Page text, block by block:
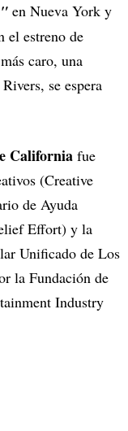
en Nueva York y
el estreno de
caro, una
se espera
California fue
(Creative
de Ayuda
Effort) y la
Unificado de Los
la Fundación de
Industry